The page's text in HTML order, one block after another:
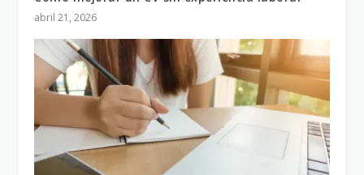
abril 21, 2026